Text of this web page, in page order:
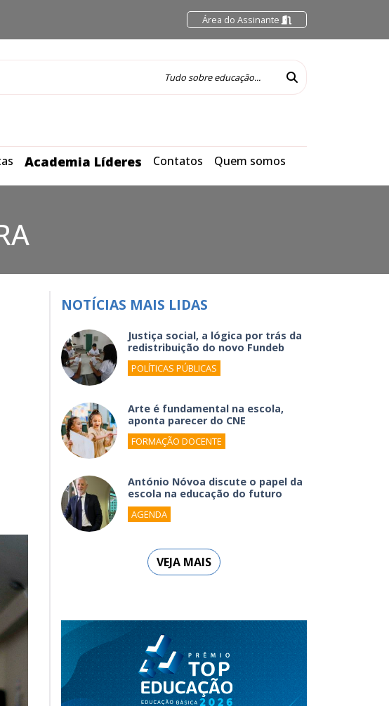
Área do Assinante
Academia Líderes Contatos Quem somos
NOTÍCIAS MAIS LIDAS
Justiça social, a lógica por trás da
redistribuição do novo Fundeb
POLÍTICAS PÚBLICAS
Arte é fundamental na escola,
aponta parecer do CNE
FORMAÇÃO DOCENTE
António Nóvoa discute o papel da
escola na educação do futuro
AGENDA
VEJA MAIS